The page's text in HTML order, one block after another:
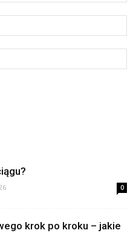
0
krok po kroku – jakie